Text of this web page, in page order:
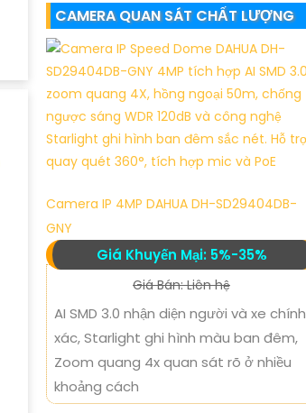
CAMERA QUAN SÁT CHẤT LƯỢNG
Camera IP 4MP DAHUA DH-SD29404DB-
GNY
Giá Khuyến Mại: 5%-35%
Giá Bán: Liên hệ
AI SMD 3.0 nhận diện người và xe chính
xác, Starlight ghi hình màu ban đêm,
Zoom quang 4x quan sát rõ ở nhiều
khoảng cách